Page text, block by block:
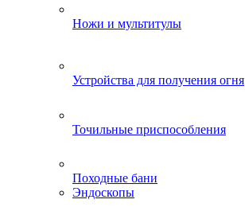
Ножи и мультитулы
Устройства для получения огня
Точильные приспособления
Походные бани
Эндоскопы